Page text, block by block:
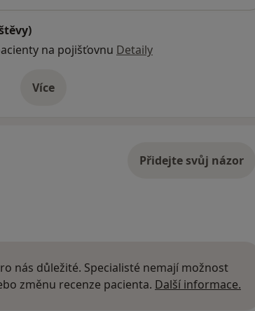
na pojišťovnu Detaily
Víceo adrese
Přidejte svůj názor
nás důležité. Specialisté nemají možnost
změnu recenze pacienta. Další informace.